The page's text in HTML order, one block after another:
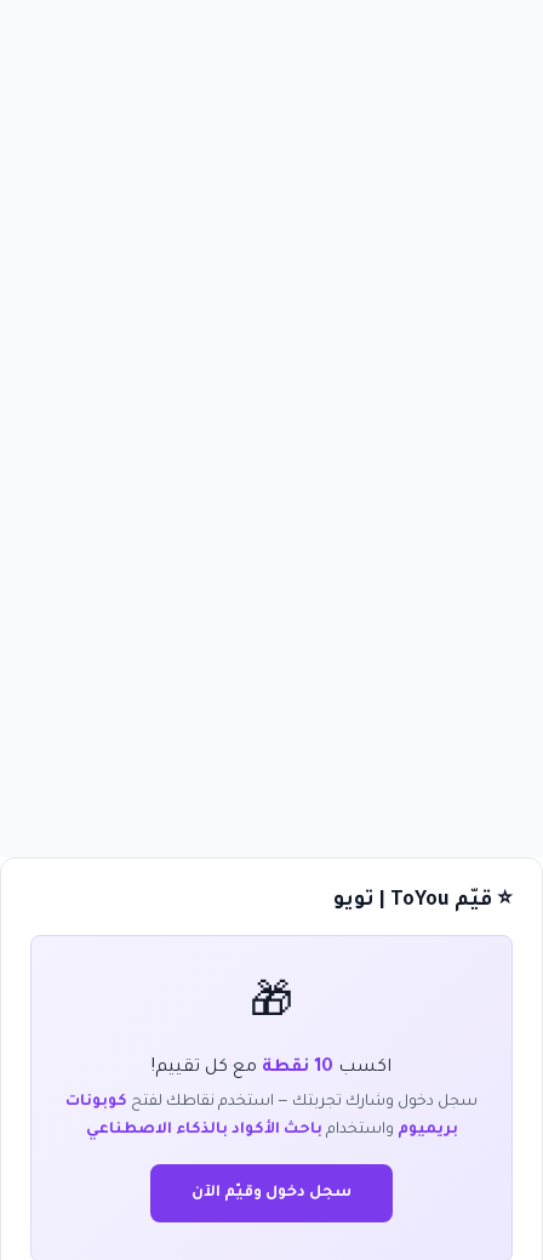
⭐ قيّم ToYou | تويو
🎁
اكسب 10 نقطة مع كل تقييم!
سجل دخول وشارك تجربتك — استخدم نقاطك لفتح كوبونات
بريميوم واستخدام باحث الأكواد بالذكاء الاصطناعي
سجل دخول وقيّم الآن